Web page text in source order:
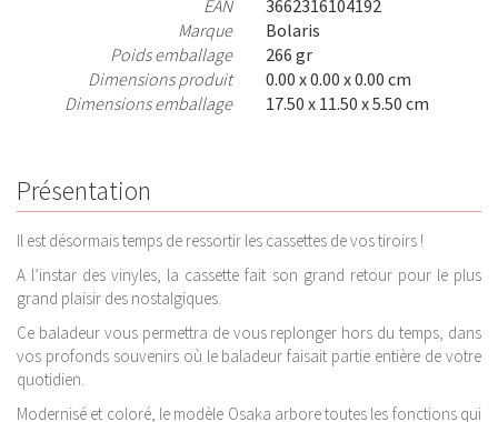
EAN
3662316104192
Marque
Bolaris
Poids emballage
266 gr
Dimensions produit
0.00 x 0.00 x 0.00 cm
Dimensions emballage
17.50 x 11.50 x 5.50 cm
Présentation
Il est désormais temps de ressortir les cassettes de vos tiroirs !
A l’instar des vinyles, la cassette fait son grand retour pour le plus
grand plaisir des nostalgiques.
Ce baladeur vous permettra de vous replonger hors du temps, dans
vos profonds souvenirs où le baladeur faisait partie entière de votre
quotidien.
Modernisé et coloré, le modèle Osaka arbore toutes les fonctions qui